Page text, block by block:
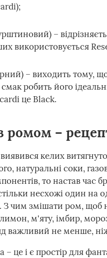
–
використовується
– виходить тому,
робить його
це Black.
ромом –
келих
натуральні соки,
то настав час
несхожі один на
З чим змішати ром, щоб
м'яту, імбир,
важливий не менше,
– це і є простір для